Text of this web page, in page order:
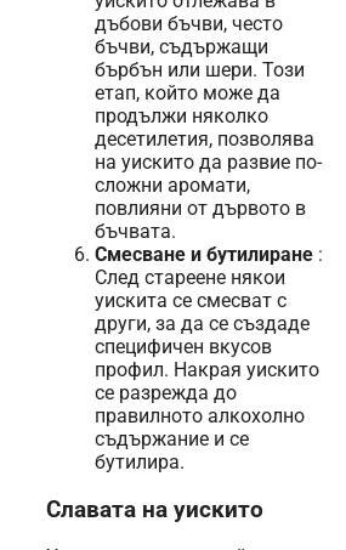
дъбови бъчви, често
бъчви, съдържащи
бърбън или шери. Този
етап, който може да
продължи няколко
десетилетия, позволява
на уискито да развие по-
сложни аромати,
повлияни от дървото в
бъчвата.
Смесване и бутилиране :
След стареене някои
уискита се смесват с
други, за да се създаде
специфичен вкусов
профил. Накрая уискито
се разрежда до
правилното алкохолно
съдържание и се
бутилира.
Славата на уискито